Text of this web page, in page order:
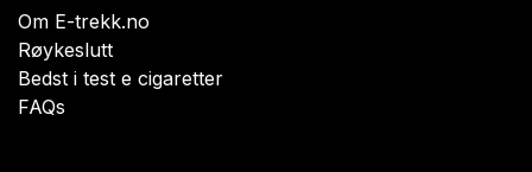
Om E-trekk.no
Røykeslutt
Bedst i test e cigaretter
FAQs